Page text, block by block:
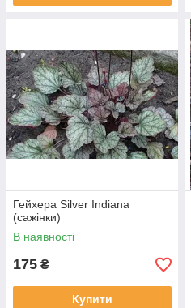
Гейхера Silver Indiana
(сажінки)
В наявності
175 ₴
Купити